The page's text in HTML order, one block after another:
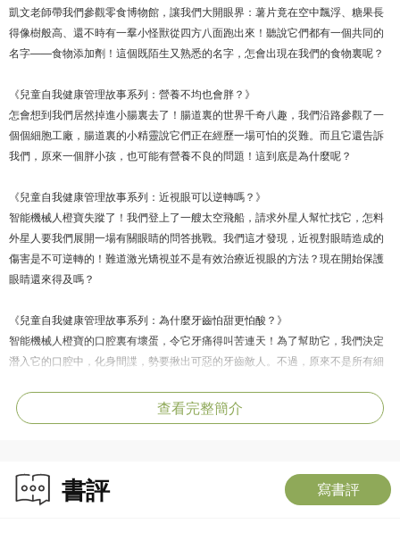
凱文老師帶我們參觀零食博物館，讓我們大開眼界：薯片竟在空中飄浮、糖果長
得像樹般高、還不時有一羣小怪獸從四方八面跑出來！聽說它們都有一個共同的
名字——食物添加劑！這個既陌生又熟悉的名字，怎會出現在我們的食物裏呢？
《兒童自我健康管理故事系列：營養不均也會胖？》
怎會想到我們居然掉進小腸裏去了！腸道裏的世界千奇八趣，我們沿路參觀了一
個個細胞工廠，腸道裏的小精靈說它們正在經歷一場可怕的災難。而且它還告訴
我們，原來一個胖小孩，也可能有營養不良的問題！這到底是為什麼呢？
《兒童自我健康管理故事系列：近視眼可以逆轉嗎？》
智能機械人橙寶失蹤了！我們登上了一艘太空飛船，請求外星人幫忙找它，怎料
外星人要我們展開一場有關眼睛的問答挑戰。我們這才發現，近視對眼睛造成的
傷害是不可逆轉的！難道激光矯視並不是有效治療近視眼的方法？現在開始保護
眼睛還來得及嗎？
《兒童自我健康管理故事系列：為什麼牙齒怕甜更怕酸？》
智能機械人橙寶的口腔裏有壞蛋，令它牙痛得叫苦連天！為了幫助它，我們決定
潛入它的口腔中，化身間諜，勢要揪出可惡的牙齒敵人。不過，原來不是所有細
查看完整簡介
書評 寫書評